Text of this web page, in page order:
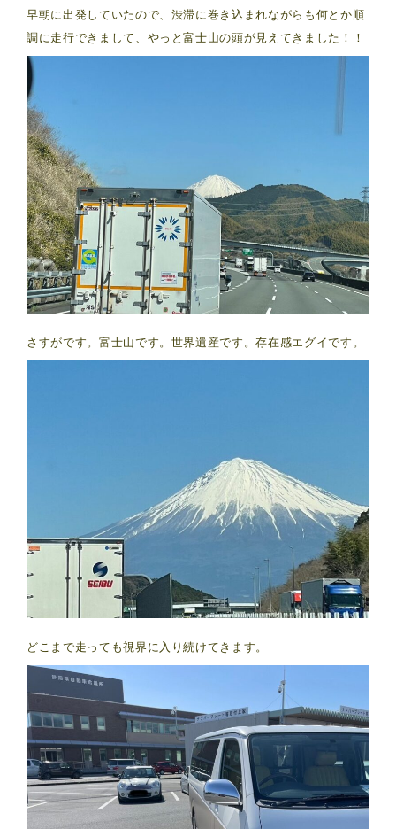
早朝に出発していたので、渋滞に巻き込まれながらも何とか順
調に走行できまして、やっと富士山の頭が見えてきました！！
さすがです。富士山です。世界遺産です。存在感エグイです。
どこまで走っても視界に入り続けてきます。